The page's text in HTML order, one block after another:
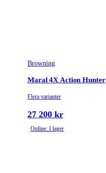
Browning
Maral 4X Action Hunter
Flera varianter
27 200 kr
Online: I lager